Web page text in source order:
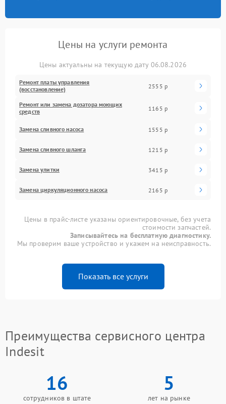
Цены на услуги ремонта
Цены актуальны на текущую дату 06.08.2026
Ремонт платы управления
(восстановление)
2555 р
Ремонт или замена дозатора моющих
средств
1165 р
Замена сливного насоса 1555 р
Замена сливного шланга 1215 р
Замена улитки 3415 р
Замена циркуляционного насоса 2165 р
Цены в прайс-листе указаны ориентировочные, без учета
стоимости запчастей.
Записывайтесь на бесплатную диагностику.
Мы проверим ваше устройство и укажем на неисправность.
Показать все услуги
Преимущества сервисного центра
Indesit
16
сотрудников в штате
5
лет на рынке